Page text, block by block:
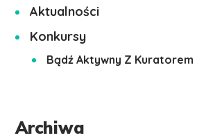
Aktualności
Konkursy
Bądź Aktywny Z Kuratorem
Archiwa